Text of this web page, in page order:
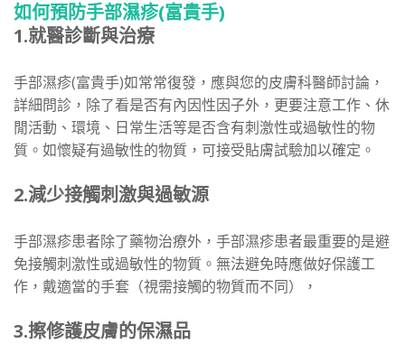
如何預防手部濕疹(富貴手)
1.就醫診斷與治療
手部濕疹(富貴手)如常常復發，應與您的皮膚科醫師討論，
詳細問診，除了看是否有內因性因子外，更要注意工作、休
閒活動、環境、日常生活等是否含有刺激性或過敏性的物
質。如懷疑有過敏性的物質，可接受貼膚試驗加以確定。
2.減少接觸刺激與過敏源
手部濕疹患者除了藥物治療外，手部濕疹患者最重要的是避
免接觸刺激性或過敏性的物質。無法避免時應做好保護工
作，戴適當的手套（視需接觸的物質而不同），
3.擦修護皮膚的保濕品